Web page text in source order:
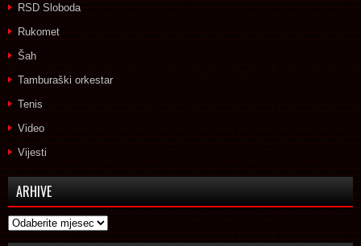
RSD Sloboda
Rukomet
Šah
Tamburaški orkestar
Tenis
Video
Vijesti
ARHIVE
Arhive